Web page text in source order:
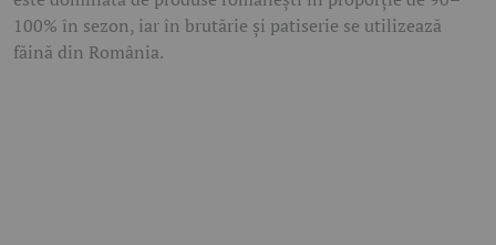
100% în sezon, iar în brutărie și patiserie se utilizează
făină din România.